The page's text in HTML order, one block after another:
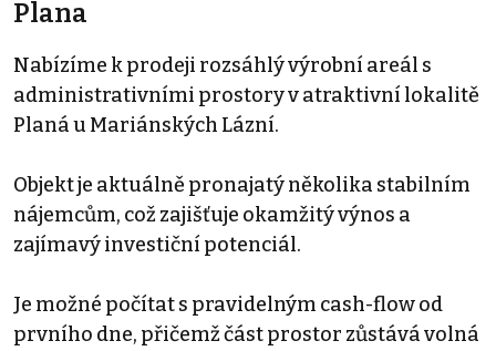
Plana
Nabízíme k prodeji rozsáhlý výrobní areál s
administrativními prostory v atraktivní lokalitě
Planá u Mariánských Lázní.
Objekt je aktuálně pronajatý několika stabilním
nájemcům, což zajišťuje okamžitý výnos a
zajímavý investiční potenciál.
Je možné počítat s pravidelným cash-flow od
prvního dne, přičemž část prostor zůstává volná